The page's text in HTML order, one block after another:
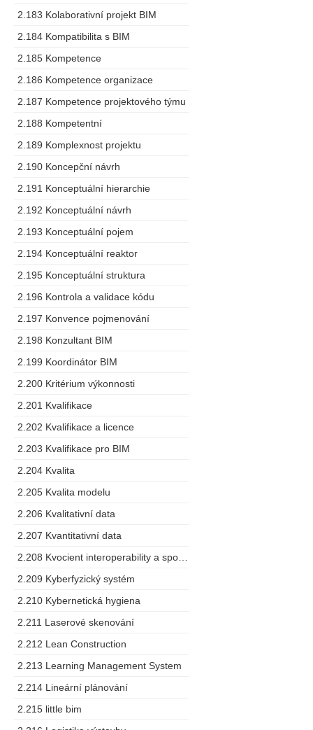
2.183 Kolaborativní projekt BIM
2.184 Kompatibilita s BIM
2.185 Kompetence
2.186 Kompetence organizace
2.187 Kompetence projektového týmu
2.188 Kompetentní
2.189 Komplexnost projektu
2.190 Koncepční návrh
2.191 Konceptuální hierarchie
2.192 Konceptuální návrh
2.193 Konceptuální pojem
2.194 Konceptuální reaktor
2.195 Konceptuální struktura
2.196 Kontrola a validace kódu
2.197 Konvence pojmenování
2.198 Konzultant BIM
2.199 Koordinátor BIM
2.200 Kritérium výkonnosti
2.201 Kvalifikace
2.202 Kvalifikace a licence
2.203 Kvalifikace pro BIM
2.204 Kvalita
2.205 Kvalita modelu
2.206 Kvalitativní data
2.207 Kvantitativní data
2.209 Kyberfyzický systém
2.210 Kybernetická hygiena
2.211 Laserové skenování
2.212 Lean Construction
2.213 Learning Management System
2.214 Lineární plánování
2.215 little bim